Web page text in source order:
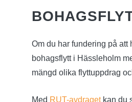
Om du har fundering på att
bohagsflytt i Hässleholm
mängd olika flyttuppdrag
Med RUT-avdragetkan du